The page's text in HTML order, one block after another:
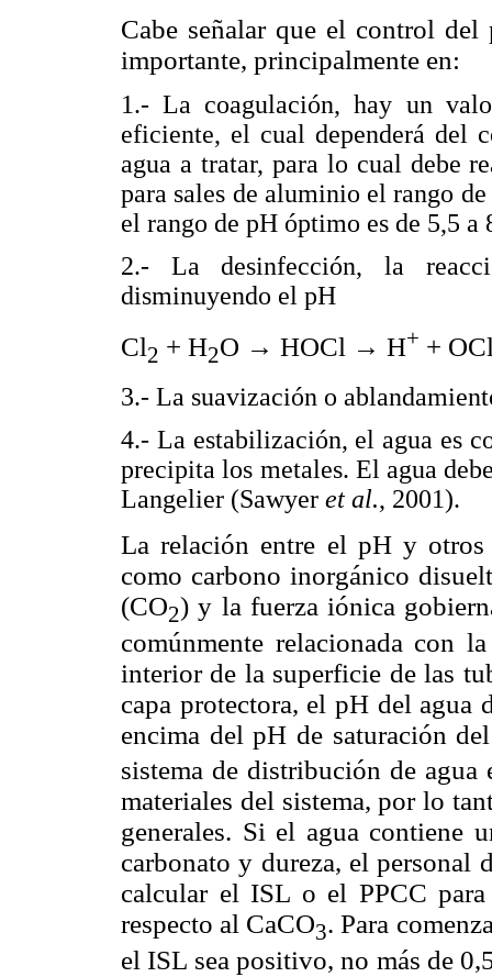
Cabe señalar que el control
importante, principalmente en:
1.- La coagulación, hay un
eficiente, el cual dependerá del
agua a tratar, para lo cual debe
para sales de aluminio el rango
el rango de pH óptimo es de 5,5 a
2.- La desinfección, la
disminuyendo el pH
Cl2 + H2O → HOCl → H+ +
3.- La suavización o
4.- La estabilización, el agua es
precipita los metales. El agua
Langelier (Sawyer et al., 2001).
La relación entre el pH y otros
como carbono inorgánico
(CO2) y la fuerza iónica
comúnmente relacionada con
interior de la superficie de las
capa protectora, el pH del agua
encima del pH de saturación
sistema de distribución de agua
materiales del sistema, por lo
generales. Si el agua contiene
carbonato y dureza, el personal
calcular el ISL o el PPCC
respecto al CaCO3. Para
el ISL sea positivo, no más de